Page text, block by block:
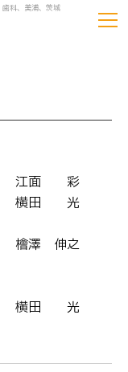
科、美浦、茨城
→ 江面 彩
→ 横田 光
檜澤 伸之
→ 横田 光